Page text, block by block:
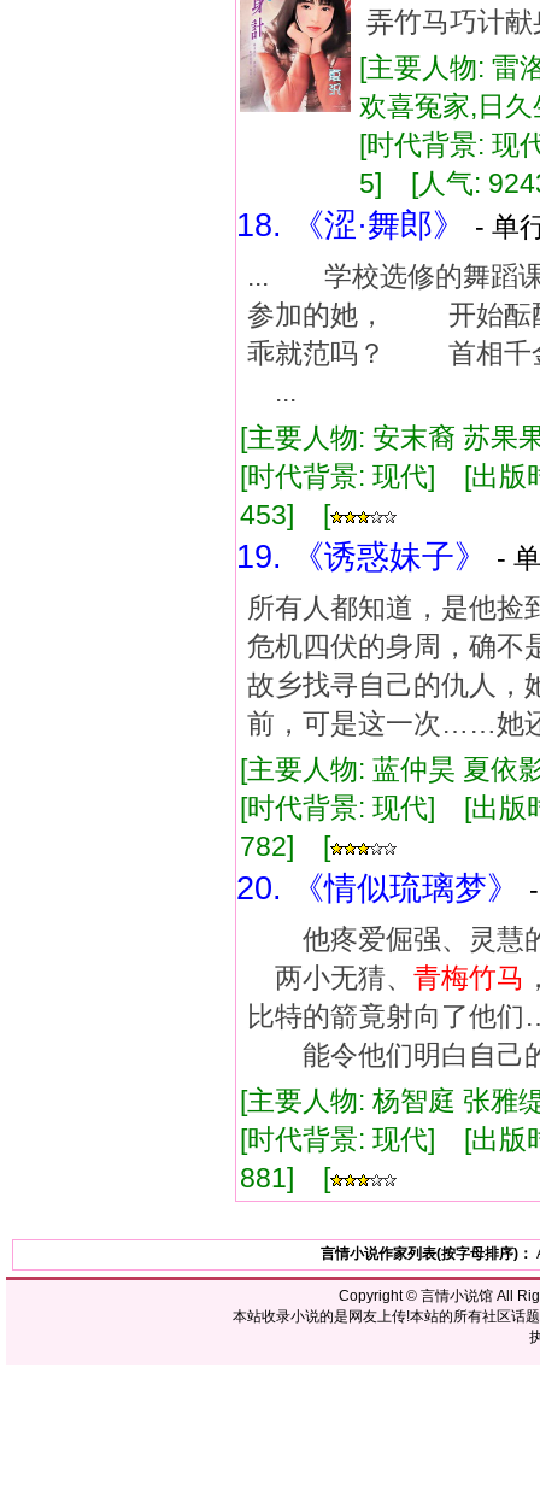
弄竹马巧计
[主要人物:
欢喜冤家,日
[时代背景:
5] [人气:
18. 《涩·舞郎》
- 单
... 学校选修的舞蹈
参加的她， 开始酝
乖就范吗？ 首相千
...
[主要人物: 安末裔 苏
[时代背景: 现代] [出
453] [
19. 《诱惑妹子》
-
所有人都知道，是他捡
危机四伏的身周，确
故乡找寻自己的仇人，
前，可是这一次……她
[主要人物: 蓝仲昊 夏
[时代背景: 现代] [出
782] [
20. 《情似琉璃梦》
他疼爱倔强、灵
两小无猜、 青梅竹马
比特的箭竟射向了
能令他们明白自己
[主要人物: 杨智庭 张
[时代背景: 现代] [出
881] [
言情小说作家列表(按字母排序)：
Copyright © 言情小说馆All
本站收录小说的是网友上传!本站的所有社区话